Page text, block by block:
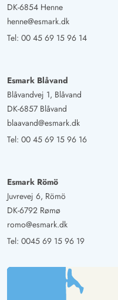
Es ist ein gemütliches
mitgebrachten Sachen,
Garderobe. Das
Gast
Deutschland
Ich kann allen das Haus
mit Geschirr in der
wo man die
konnte.
Ein ansprechendes,
ausgestattetes Haus mit
DK-6854 Henne
henne@esmark.dk
Tel: 00 45 69 15 96 14
Esmark Blåvand
Blåvandvej 1, Blåvand
DK-6857 Blåvand
blaavand@esmark.dk
Tel: 00 45 69 15 96 16
Esmark Römö
Juvrevej 6, Römö
DK-6792 Rømø
romo@esmark.dk
Tel: 0045 69 15 96 19